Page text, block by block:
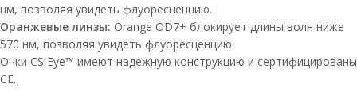
нм, позволяя увидеть флуоресценцию.
Оранжевые линзы: Orange OD7+ блокирует длины волн ниже
570 нм, позволяя увидеть флуоресценцию.
Очки CS Eye™ имеют надежную конструкцию и сертифицированы
CE.